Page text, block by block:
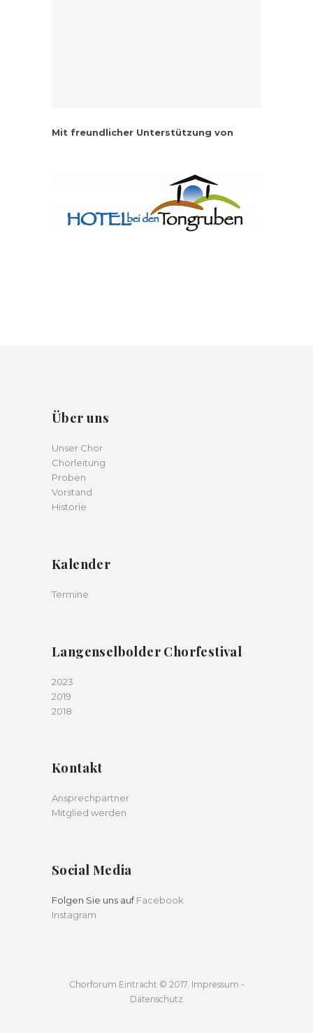
Mit freundlicher Unterstützung von
Über uns
Unser Chor
Chorleitung
Proben
Vorstand
Historie
Kalender
Termine
Langenselbolder Chorfestival
2023
2019
2018
Kontakt
Ansprechpartner
Mitglied werden
Social Media
Folgen Sie uns aufFacebook
Instagram
Chorforum Eintracht © 2017. Impressum -
Datenschutz